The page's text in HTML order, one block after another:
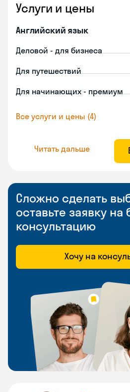
Услуги и цены
Английский язык
Деловой - для бизнеса
Для путешествий
Для начинающих - премиум
Все услуги и цены (4)
Читать дальше
Сложно сделать
оставьте заявку
консультацию
Хочу на